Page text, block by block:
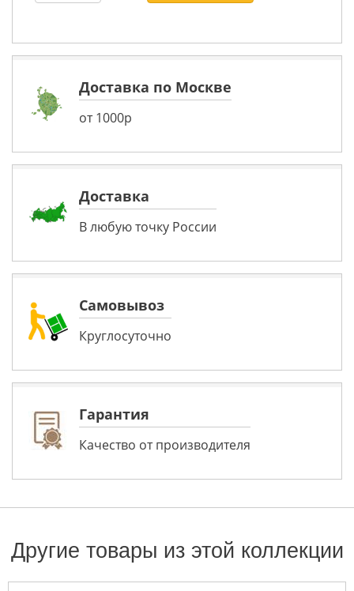
Доставка по Москве
от 1000р
Доставка
В любую точку России
Самовывоз
Круглосуточно
Гарантия
Качество от производителя
Другие товары из этой коллекции